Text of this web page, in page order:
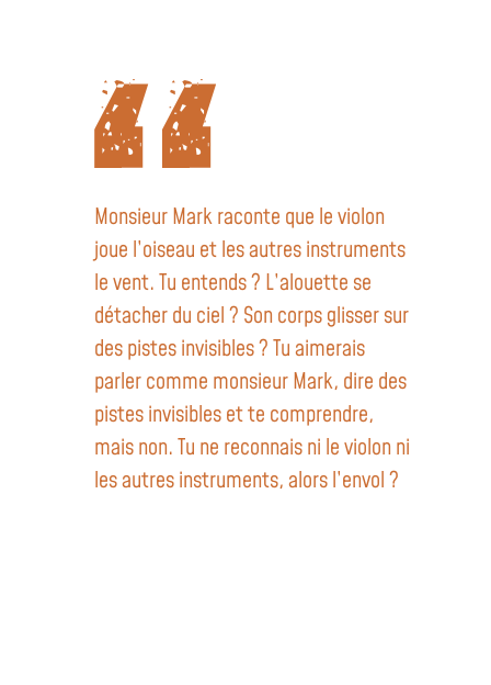
Monsieur Mark raconte que le violon
joue l’oiseau et les autres instruments
le vent. Tu entends ? L’alouette se
détacher du ciel ? Son corps glisser sur
des pistes invisibles ? Tu aimerais
parler comme monsieur Mark, dire des
pistes invisibles et te comprendre,
mais non. Tu ne reconnais ni le violon ni
les autres instruments, alors l’envol ?